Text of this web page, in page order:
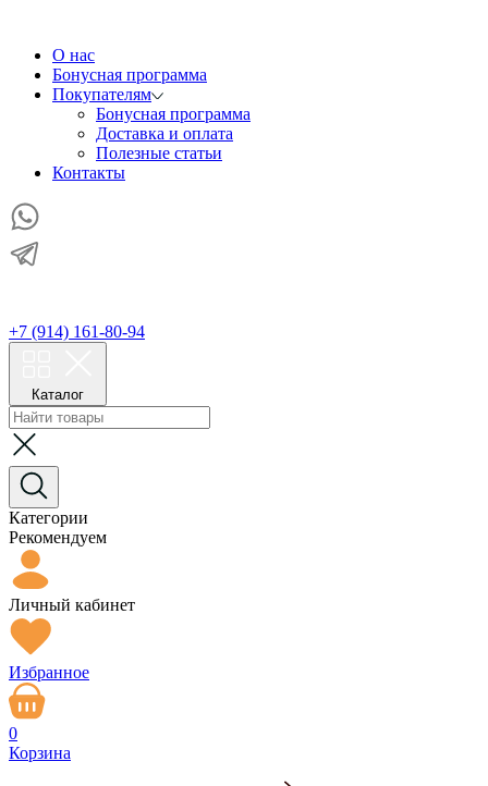
О нас
Бонусная программа
Покупателям
Бонусная программа
Доставка и оплата
Полезные статьи
Контакты
+7 (914) 161-80-94
Каталог
Категории
Рекомендуем
Личный кабинет
Избранное
0
Корзина